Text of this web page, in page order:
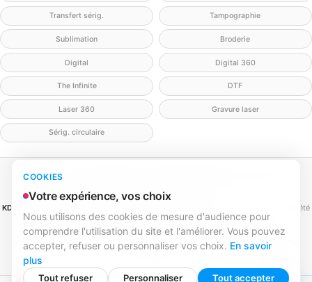
COOKIES
Votre expérience, vos choix
Nous utilisons des cookies de mesure d'audience pour
comprendre l'utilisation du site et l'améliorer. Vous pouvez
accepter, refuser ou personnaliser vos choix. En savoir
plus
Tout refuser Personnaliser Tout accepter
Transfert sérig. Tampographie
Sublimation Broderie
Digital Digital 360
The Infinite DTF
Laser 360 Gravure laser
Sérig. circulaire
Mentions légales
KD2V SIGNA & EVENTA
(MEILLEURECOMMUNICATION.COM - KD2V) — SAS, société
par actions simplifiée
SIREN 979 428 133 · SIRET 979 428 133 00016 · TVA FR84979428133
979 428 133 R.C.S. Bordeaux · Capital 1 000,00 € · 31 rue Caroline Aigle, 33700